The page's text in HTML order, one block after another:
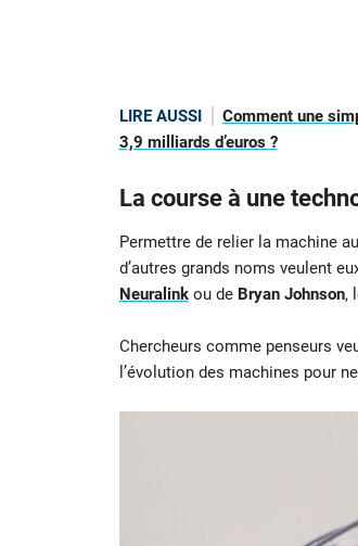
LIRE AUSSI
Comment une
3,9 milliards d’euros ?
La course à une
Permettre de relier la machine
d’autres grands noms veulent
Neuralinkou de Bryan Johnson,
Chercheurs comme penseurs
l’évolution des machines pour